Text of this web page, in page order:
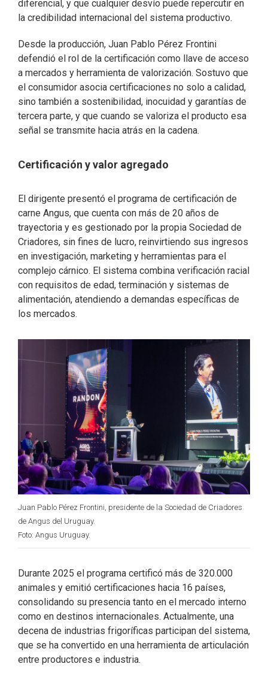
diferencial, y que cualquier desvío puede repercutir en
la credibilidad internacional del sistema productivo.
Desde la producción, Juan Pablo Pérez Frontini
defendió el rol de la certificación como llave de acceso
a mercados y herramienta de valorización. Sostuvo que
el consumidor asocia certificaciones no solo a calidad,
sino también a sostenibilidad, inocuidad y garantías de
tercera parte, y que cuando se valoriza el producto esa
señal se transmite hacia atrás en la cadena.
Certificación y valor agregado
El dirigente presentó el programa de certificación de
carne Angus, que cuenta con más de 20 años de
trayectoria y es gestionado por la propia Sociedad de
Criadores, sin fines de lucro, reinvirtiendo sus ingresos
en investigación, marketing y herramientas para el
complejo cárnico. El sistema combina verificación racial
con requisitos de edad, terminación y sistemas de
alimentación, atendiendo a demandas específicas de
los mercados.
Juan Pablo Pérez Frontini, presidente de la Sociedad de Criadores
de Angus del Uruguay.
Foto: Angus Uruguay.
Durante 2025 el programa certificó más de 320.000
animales y emitió certificaciones hacia 16 países,
consolidando su presencia tanto en el mercado interno
como en destinos internacionales. Actualmente, una
decena de industrias frigoríficas participan del sistema,
que se ha convertido en una herramienta de articulación
entre productores e industria.